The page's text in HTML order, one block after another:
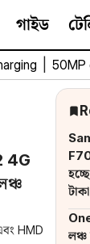
গাইড
50MP
4G
HMD